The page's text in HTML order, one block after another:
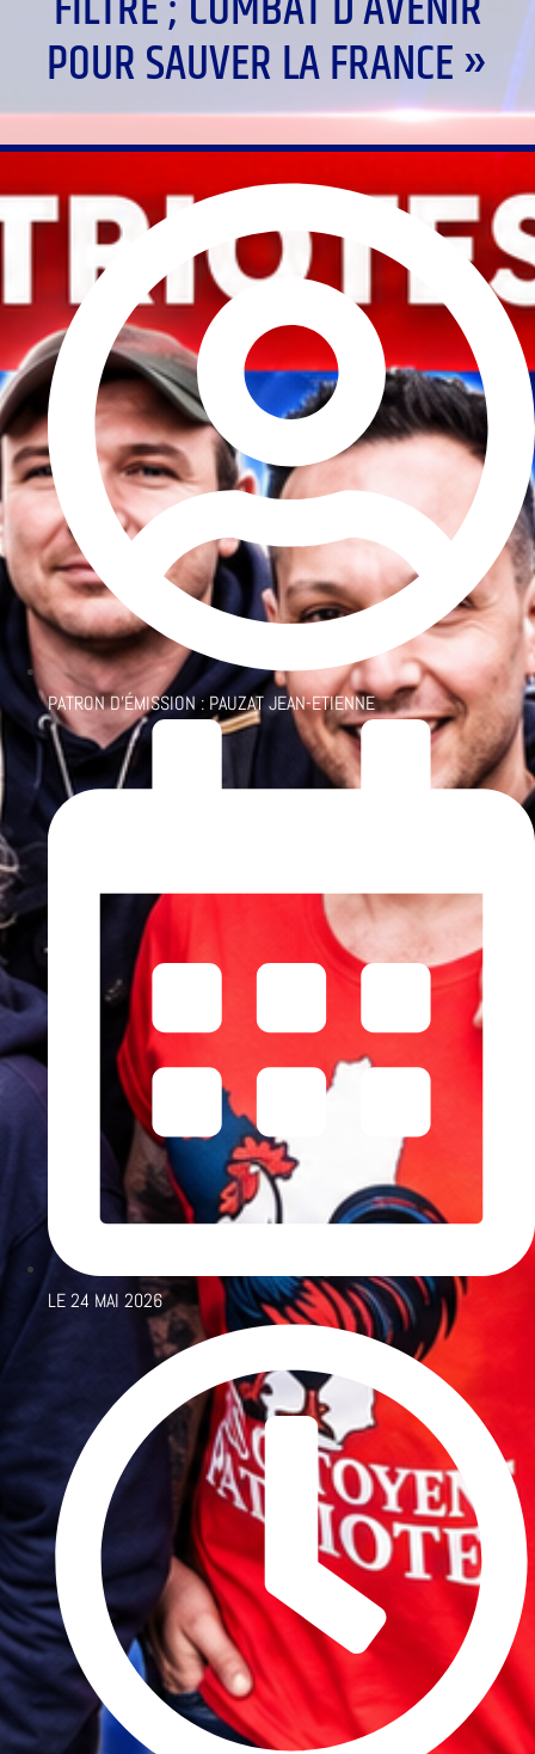
POUR SAUVER LA FRANCE »
PATRON D'ÉMISSION :PAUZAT JEAN-ETIENNE
LE24 MAI 2026